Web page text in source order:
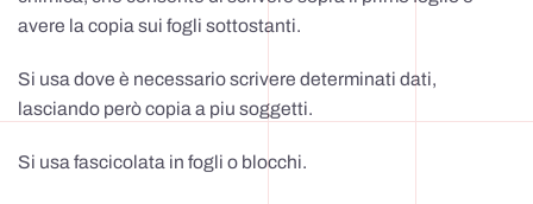
avere la copia sui fogli sottostanti.
Si usa dove è necessario scrivere determinati dati,
lasciando però copia a piu soggetti.
Si usa fascicolata in fogli o blocchi.